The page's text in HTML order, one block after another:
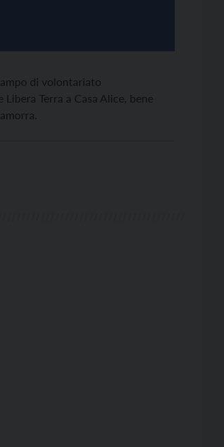
di volontariato
Libera Terra a Casa Alice, bene